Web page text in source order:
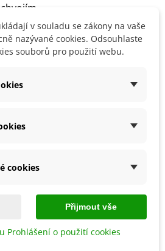
v souladu se zákony na vaše
nazývané cookies. Odsouhlaste
souborů pro použití webu.
cookies
Přijmout vše
Prohlášení o použití cookies